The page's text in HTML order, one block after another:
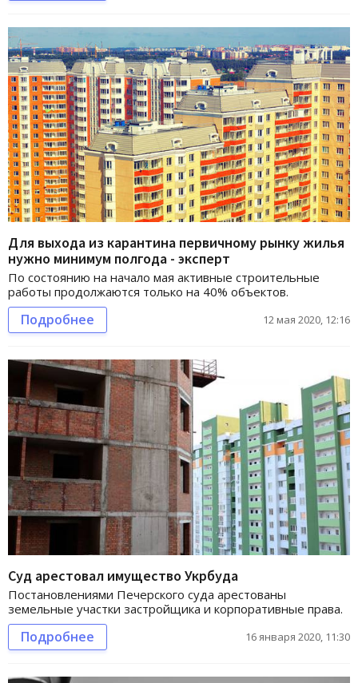
Для выхода из карантина первичному рынку жилья
нужно минимум полгода - эксперт
По состоянию на начало мая активные строительные
работы продолжаются только на 40% объектов.
Подробнее 12 мая 2020, 12:16
Суд арестовал имущество Укрбуда
Постановлениями Печерского суда арестованы
земельные участки застройщика и корпоративные права.
Подробнее 16 января 2020, 11:30